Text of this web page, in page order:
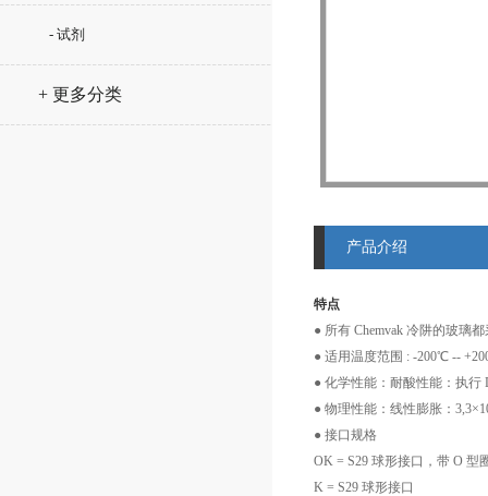
- 试剂
+ 更多分类
产品介绍
特点
● 所有 Chemvak 冷阱的玻璃
● 适用温度范围 : -200℃ --
● 化学性能：耐酸性能：执行
● 物理性能：线性膨胀：
● 接口规格
OK = S29 球形接口，带 O 型
K = S29 球形接口